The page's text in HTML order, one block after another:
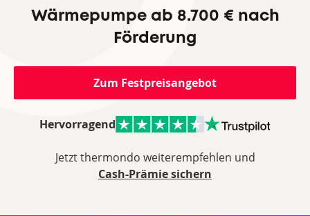
Wärmepumpe ab 8.700 € nach
Förderung
Zum Festpreisangebot
Hervorragend
Jetzt thermondo weiterempfehlen und
Cash-Prämie sichern